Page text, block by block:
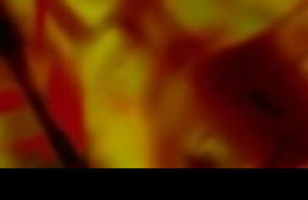
Google, Spotify und weiteren Anbietern
weltweit erhältlich.
Alle Noten von Obrasso werden auf
hochwertigem Papier produziert. Das leicht
gelbliche Notenpapier bietet einen guten
Kontrast und schont die Augen bei schwierigen
Lichtverhältnissen. Die Lieferung für
Privatkunden weltweit erfolgt ohne
Versandkosten. Bestellen Sie jetzt ihre Noten